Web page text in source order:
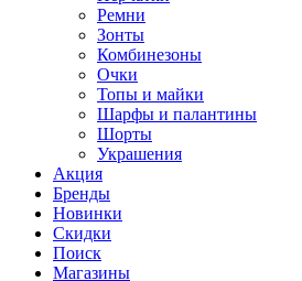
Ремни
Зонты
Комбинезоны
Очки
Топы и майки
Шарфы и палантины
Шорты
Украшения
Акция
Бренды
Новинки
Скидки
Поиск
Магазины